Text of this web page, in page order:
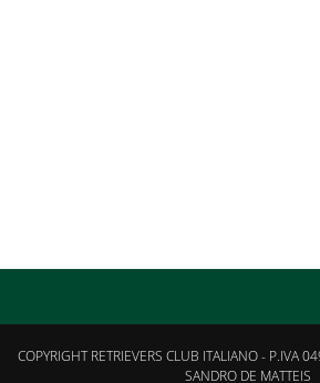
COPYRIGHT RETRIEVERS CLUB ITALIANO - P.IVA
SANDRO DE MATTEIS